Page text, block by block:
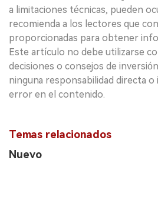
a limitaciones técnicas, pueden
recomienda a los lectores que
proporcionadas para obtener
Este artículo no debe utilizarse
decisiones o consejos de
ninguna responsabilidad directa
error en el contenido.
Temas relacionados
Nuevo